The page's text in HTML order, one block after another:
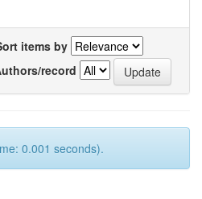
items by
record
0.001 seconds).